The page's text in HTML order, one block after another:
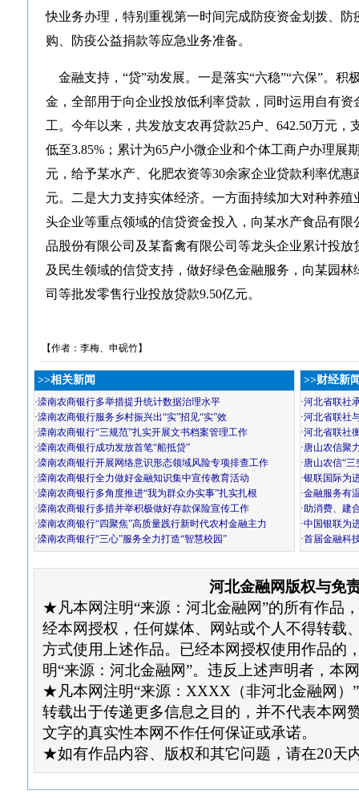
快业务办理，特别重视第一时间完成防疫资金划拨、
购、防疫公益捐款等应急业务准备。
金融支持，“贷”动发展。一是落实“六稳”“六保”。积
金，全部用于向企业投放低利率贷款，同时运用自有
工。今年以来，共发放支农再贷款25户、642.50万元，
低至3.85%；累计为65户小微企业和个体工商户办理展
元，给予某水产、化肥农资等30余家企业贷款利率优
元。二是大力支持实体经济。一方面持续加大对种养
头企业等重点领域的信贷资金投入，向某水产食品有
品股份有限公司及某畜禽有限公司等龙头企业累计投放
及民生领域的信贷支持，做好绿色金融服务，向某园
司等批发零售行业投放贷款9.50亿元。
【作者：李梅、申砚竹】
>>相关新闻
·滦南农商银行多举措提升统计数据治理水平
·滦南农商银行服务乡村振兴出“实”招见“实”效
·滦南农商银行“三规范”扎实开展文书档案管理工作
·滦南农商银行成功发放首笔“船抵贷”
·滦南农商银行开展网络意识形态领域风险专项排查工作
·滦南农商银行全力做好金融知识集中宣传教育活动
·滦南农商银行多角度推进“我为群众办实事”扎实扎根
·滦南农商银行多措并举积极做好存款保险宣传工作
·滦南农商银行“四聚焦”高质量践行新时代农村金融主力
·滦南农商银行“三心”服务全力打造“智慧校园”
>>财经新
·河北省联社
·河北省联社
·河北省联社
·唐山农信聚
·唐山农信“
·银联国际为
·金融服务有
·助消费、建
·中国银联为
·首届金融科
河北金融网版权与免
★凡本网注明“来源：河北金融网”的所有作品
经本网授权，任何媒体、网站或个人不得转载
方式使用上述作品。已经本网授权使用作品的
明“来源：河北金融网”。违反上述声明者，本
★凡本网注明“来源：XXXX（非河北金融网）
转载出于传递更多信息之目的，并不代表本网
文字的真实性本网不作任何保证或承诺。
★如有作品内容、版权和其它问题，请在20天